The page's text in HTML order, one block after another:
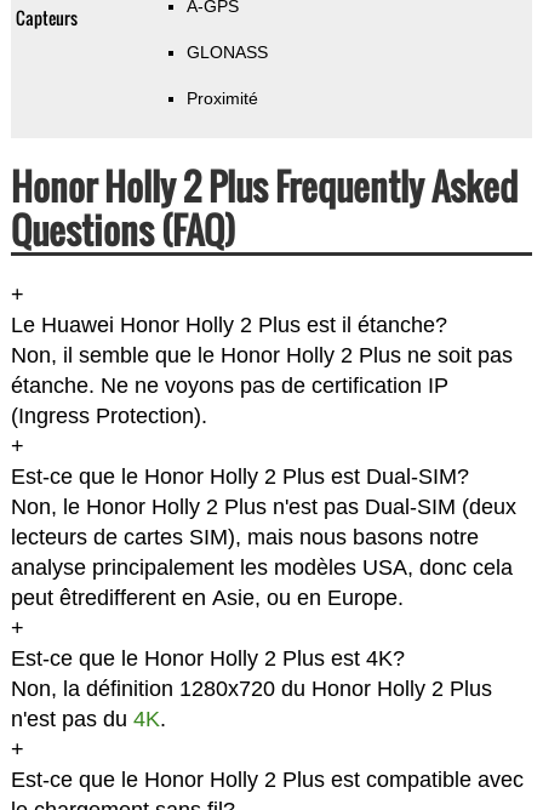
Capteurs A-GPS
GLONASS
Proximité
Honor Holly 2 Plus Frequently Asked
Questions (FAQ)
+
Le Huawei Honor Holly 2 Plus est il étanche?
Non, il semble que le Honor Holly 2 Plus ne soit pas
étanche. Ne ne voyons pas de certification IP
(Ingress Protection).
+
Est-ce que le Honor Holly 2 Plus est Dual-SIM?
Non, le Honor Holly 2 Plus n'est pas Dual-SIM (deux
lecteurs de cartes SIM), mais nous basons notre
analyse principalement les modèles USA, donc cela
peut êtredifferent en Asie, ou en Europe.
+
Est-ce que le Honor Holly 2 Plus est 4K?
Non, la définition 1280x720 du Honor Holly 2 Plus
n'est pas du 4K.
+
Est-ce que le Honor Holly 2 Plus est compatible avec